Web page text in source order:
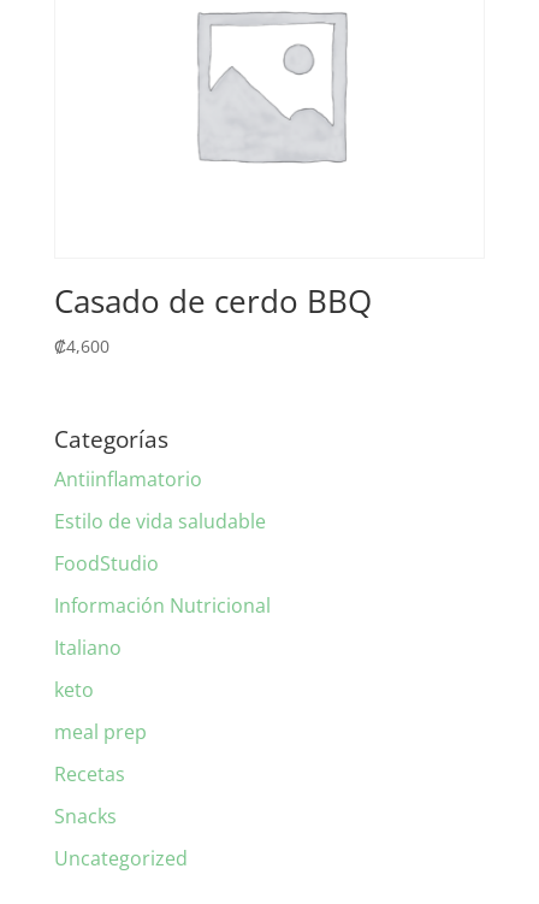
Casado de cerdo BBQ
₡4,600
Categorías
Antiinflamatorio
Estilo de vida saludable
FoodStudio
Información Nutricional
Italiano
keto
meal prep
Recetas
Snacks
Uncategorized